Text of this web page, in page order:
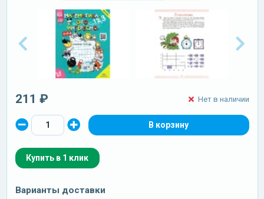
211 ₽ Нет в наличии
Купить в 1 клик
Варианты доставки